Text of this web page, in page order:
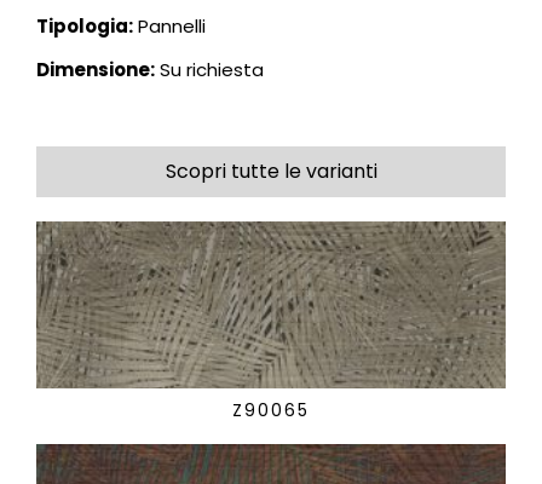
Tipologia:Pannelli
Dimensione:Su richiesta
Scopri tutte le varianti
Z90065